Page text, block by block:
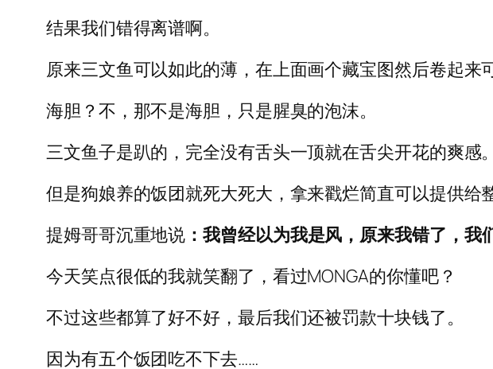
结果我们错得离谱啊。
原来三文鱼可以如此的薄，在上面画个藏宝图然后卷起来
海胆？不，那不是海胆，只是腥臭的泡沫。
三文鱼子是趴的，完全没有舌头一顶就在舌尖开花的爽感。
但是狗娘养的饭团就死大死大，拿来戳烂简直可以提供给
提姆哥哥沉重地说 ：我曾经以为我是风，原来我错了，我
今天笑点很低的我就笑翻了，看过MONGA的你懂吧？
不过这些都算了好不好，最后我们还被罚款十块钱了。
因为有五个饭团吃不下去……